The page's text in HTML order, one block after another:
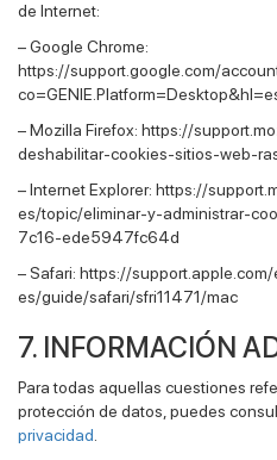
de Internet:
– Google Chrome:
https://support.google.com/
– Mozilla Firefox: https://
deshabilitar-cookies-sitios-web-
– Internet Explorer: https://
es/topic/eliminar-y-administrar-
7c16-ede5947fc64d
– Safari: https://
es/guide/safari/sfri11471/mac
7. INFORMACIÓN
Para todas aquellas cuestiones
protección de datos, puedes
privacidad